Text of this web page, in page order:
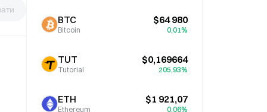
BTC
Bitcoin
$64 980
0,01%
TUT
Tutorial
$0,169664
205,93%
ETH
Ethereum
$1 921,07
0,06%